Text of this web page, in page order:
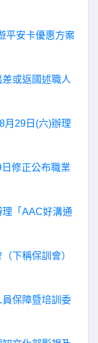
平安卡優惠方案
或返國述職人
月29日(六)辦理
修正公布職業
「AAC好溝通
下稱保訓會）
保障暨培訓委